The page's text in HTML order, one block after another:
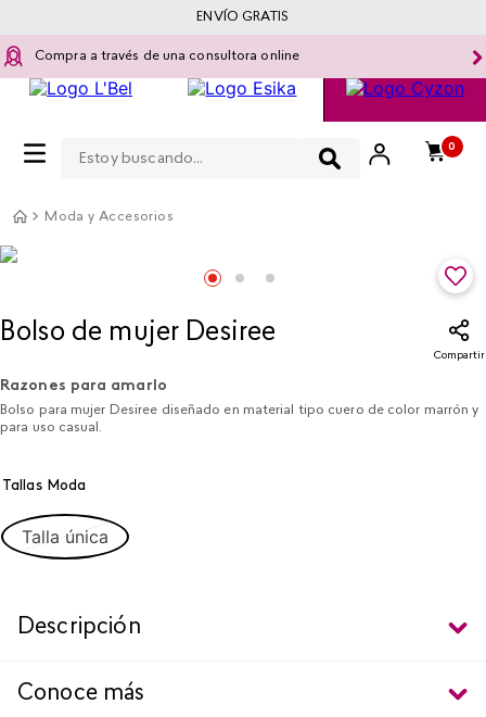
Compra a través de una consultora online
0
ENVÍO GRATIS
Moda y Accesorios
Bolso de mujer Desiree
Compartir
Razones para amarlo
Bolso para mujer Desiree diseñado en material tipo cuero de color marrón y
para uso casual.
Tallas Moda
Talla única
Descripción
Conoce más